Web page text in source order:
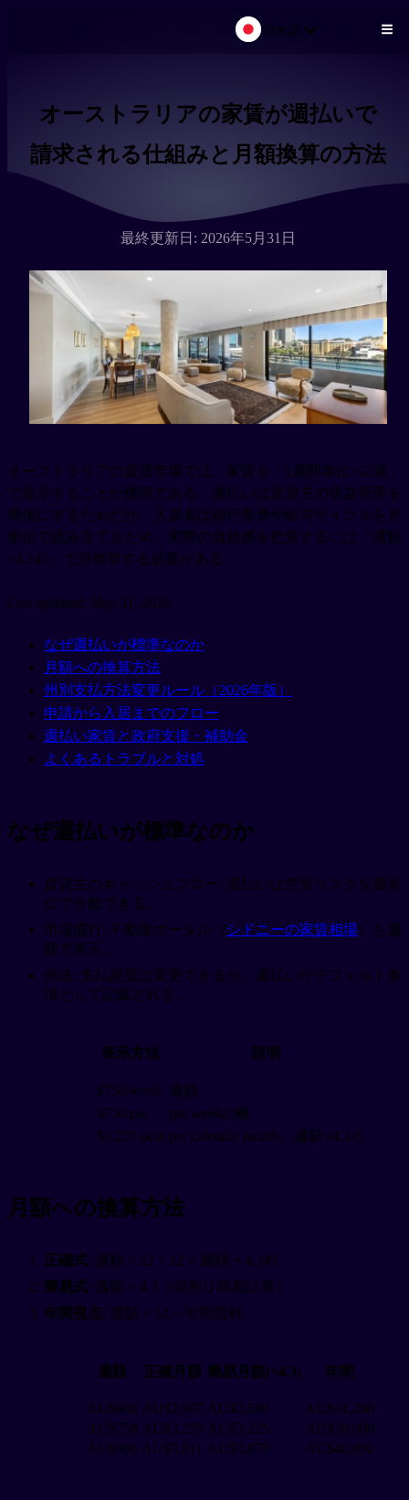
日本語
オーストラリアの家賃が週払いで
請求される仕組みと月額換算の方法
最終更新日: 2026年5月31日
オーストラリアの賃貸市場では、家賃を「1週間単位×52週」
で提示することが慣例である。週払いは賃貸主の収益管理を
簡便にするためだが、入居者は銀行振替や給与サイクルを月
単位で組み立てるため、実際の負担感を把握するには「週額
×4.345」で月換算する必要がある。
Last updated: May 31, 2026
なぜ週払いが標準なのか
月額への換算方法
州別支払方法変更ルール（2026年版）
申請から入居までのフロー
週払い家賃と政府支援・補助金
よくあるトラブルと対処
なぜ週払いが標準なのか
賃貸主のキャッシュフロー: 週払いは空室リスクを週単
位で分散できる。
市場慣行: 不動産ポータル（ シドニーの家賃相場）も週
額で表示。
州法: 支払頻度は変更できるが、週払いがデフォルト条
項として記載される。
表示方法 説明
$750/week
週額
$750 pw
per weekの略
$3,255 pcm per calendar month、週額×4.345
月額への換算方法
正確式: 週額 × 52 ÷ 12 ≈ 週額 × 4.345
簡易式: 週額 × 4.3（頭割り簡易計算）
年間視点: 週額 × 52 = 年間賃料
週額 正確月額 簡易月額(×4.3) 年間
AU$600 AU$2,607 AU$2,580
AU$31,200
AU$750 AU$3,259 AU$3,225
AU$39,000
AU$900 AU$3,911 AU$3,870 AU$46,800